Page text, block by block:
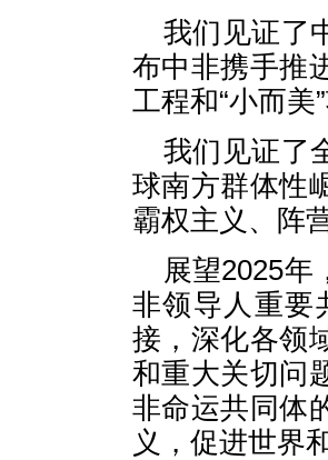
我们见证了
布中非携手推
工程和“小而美
我们见证了
球南方群体性
霸权主义、阵
展望2025年
非领导人重要
接，深化各领
和重大关切问
非命运共同体
义，促进世界